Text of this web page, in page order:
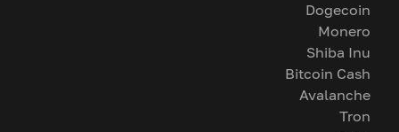
Dogecoin
Monero
Shiba Inu
Bitcoin Cash
Avalanche
Tron